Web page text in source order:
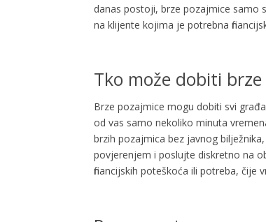
danas postoji, brze pozajmice samo
na klijente kojima je potrebna
Tko može dobiti
Brze pozajmice mogu dobiti svi
od vas samo nekoliko minuta
brzih pozajmica bez javnog
povjerenjem i poslujte diskretno na
financijskih poteškoća ili potreba, čije